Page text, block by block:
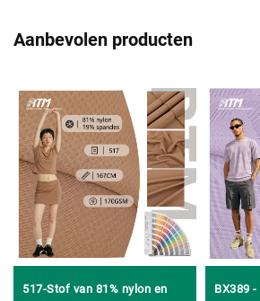
Aanbevolen producten
517-Stof van 81% nylon en
BX389